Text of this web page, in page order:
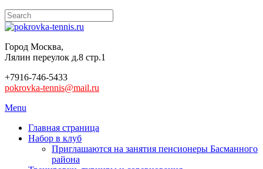
Город Москва,
Лялин переулок д.8 стр.1
+7916-746-5433
pokrovka-tennis@mail.ru
Menu
Главная страница
Набор в клуб
Приглашаются на занятия пенсионеры Басманного
района